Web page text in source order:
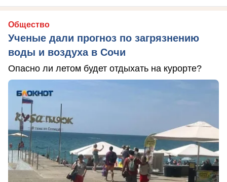
Общество
Ученые дали прогноз по загрязнению
воды и воздуха в Сочи
Опасно ли летом будет отдыхать на курорте?